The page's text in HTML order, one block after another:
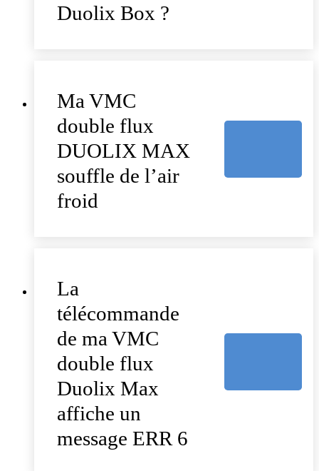
Duolix Box ?
Ma VMC
double flux
DUOLIX MAX
souffle de l’air
froid
La
télécommande
de ma VMC
double flux
Duolix Max
affiche un
message ERR 6